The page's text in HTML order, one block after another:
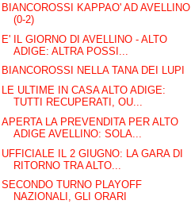
BIANCOROSSI KAPPAO' AD AVELLINO
(0-2)
E' IL GIORNO DI AVELLINO - ALTO
ADIGE: ALTRA POSSI...
BIANCOROSSI NELLA TANA DEI LUPI
LE ULTIME IN CASA ALTO ADIGE:
TUTTI RECUPERATI, OU...
APERTA LA PREVENDITA PER ALTO
ADIGE AVELLINO: SOLA...
UFFICIALE IL 2 GIUGNO: LA GARA DI
RITORNO TRA ALTO...
SECONDO TURNO PLAYOFF
NAZIONALI, GLI ORARI